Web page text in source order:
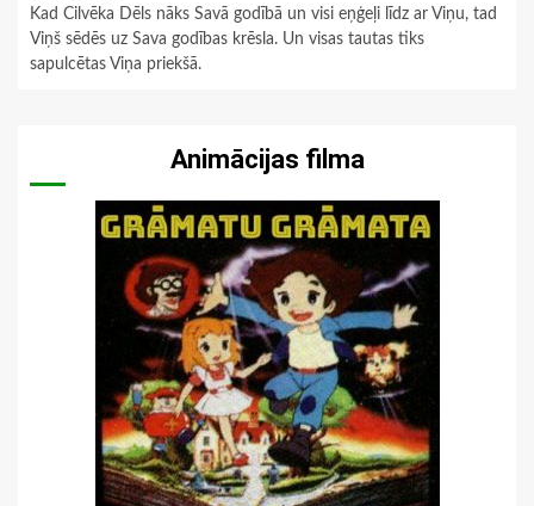
Kad Cilvēka Dēls nāks Savā godībā un visi eņģeļi līdz ar Viņu, tad
Viņš sēdēs uz Sava godības krēsla. Un visas tautas tiks
sapulcētas Viņa priekšā.
Animācijas filma